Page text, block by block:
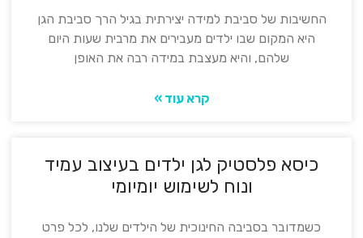
החשיבות של סביבת למידה יצירתית בגיל הרך סביבת הגן
היא המקום שבו ילדים מעבירים את מרבית שעות היום
שלהם, והיא מעצבת במידה רבה את האופן
קרא עוד »
כיסא פלסטיק לגן ילדים בעיצוב עמיד
ונוח לשימוש יומיומי
כשמדובר בסביבה החינוכית של הילדים שלנו, לכל פרט